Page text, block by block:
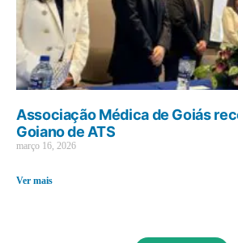
Associação Médica de Goiás
Goiano de ATS
março 16, 2026
Ver mais